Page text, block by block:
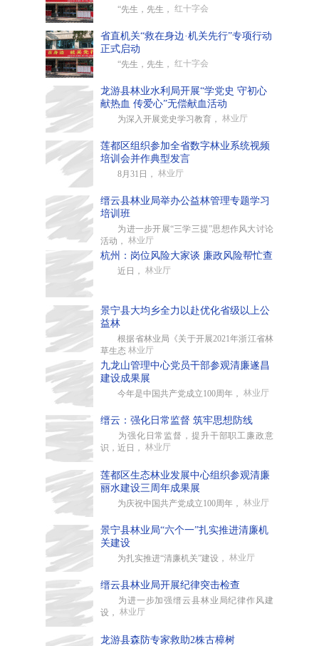
“先生，先生， 红十字会
省直机关“救在身边·机关先行”专项行动
正式启动
“先生，先生， 红十字会
龙游县林业水利局开展“学党史 守初心
献热血 传爱心”无偿献血活动
为深入开展党史学习教育， 林业厅
莲都区组织参加全省数字林业系统视频
培训会并作典型发言
8月31日， 林业厅
缙云县林业局举办公益林管理专题学习
培训班
为进一步开展“三学三提”思想作风大讨论
活动， 林业厅
杭州：岗位风险大家谈 廉政风险帮忙查
近日， 林业厅
景宁县大均乡全力以赴优化省级以上公
益林
根据省林业局《关于开展2021年浙江省林
草生态 林业厅
九龙山管理中心党员干部参观清廉遂昌
建设成果展
今年是中国共产党成立100周年， 林业厅
缙云：强化日常监督 筑牢思想防线
为强化日常监督，提升干部职工廉政意
识，近日， 林业厅
莲都区生态林业发展中心组织参观清廉
丽水建设三周年成果展
为庆祝中国共产党成立100周年， 林业厅
景宁县林业局“六个一”扎实推进清廉机
关建设
为扎实推进“清廉机关”建设， 林业厅
缙云县林业局开展纪律突击检查
为进一步加强缙云县林业局纪律作风建
设， 林业厅
龙游县森防专家救助2株古樟树